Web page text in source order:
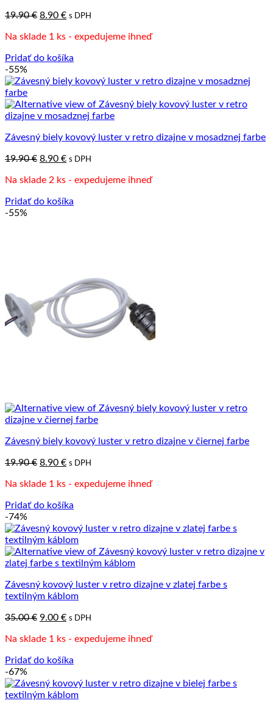
19.90€ Pôvodná
bola:
8.90 €Aktuálna
je:
s DPH
Na sklade 1 ks - expedujeme ihneď
Pridať do košíka
-55%
Závesný biely kovový luster v retro dizajne v mosadznej farbe
19.90€ Pôvodná
bola:
8.90 €Aktuálna
je:
s DPH
Na sklade 2 ks - expedujeme ihneď
Pridať do košíka
-55%
Závesný biely kovový luster v retro dizajne v čiernej farbe
19.90€ Pôvodná
bola:
8.90 €Aktuálna
je:
s DPH
Na sklade 1 ks - expedujeme ihneď
Pridať do košíka
-74%
Závesný kovový luster v retro dizajne v zlatej farbe s
textilným káblom
35.00€ Pôvodná
bola:
9.00 €Aktuálna
je:
s DPH
Na sklade 1 ks - expedujeme ihneď
Pridať do košíka
-67%